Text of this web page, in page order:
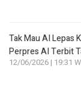
Tak Mau AI Lepas
Perpres AI Terbit
12/06/2026 | 19:31